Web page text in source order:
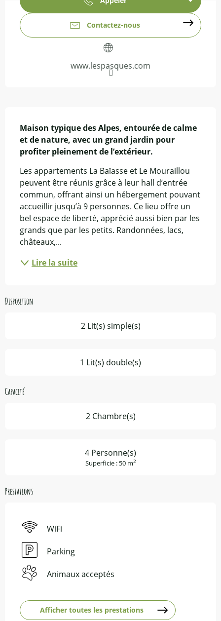
Contactez-nous
www.lespasques.com
Maison typique des Alpes, entourée de calme
et de nature, avec un grand jardin pour
profiter pleinement de l’extérieur.
Les appartements La Baïasse et Le Mouraillou
peuvent être réunis grâce à leur hall d’entrée
commun, offrant ainsi un hébergement pouvant
accueillir jusqu’à 9 personnes. Ce lieu offre un
bel espace de liberté, apprécié aussi bien par les
grands que par les petits. Randonnées, lacs,
châteaux,...
Lire la suite
Disposition
2 Lit(s) simple(s)
1 Lit(s) double(s)
Capacité
2 Chambre(s)
4 Personne(s)
Superficie : 50 m2
Prestations
WiFi
Parking
Animaux acceptés
Afficher toutes les prestations